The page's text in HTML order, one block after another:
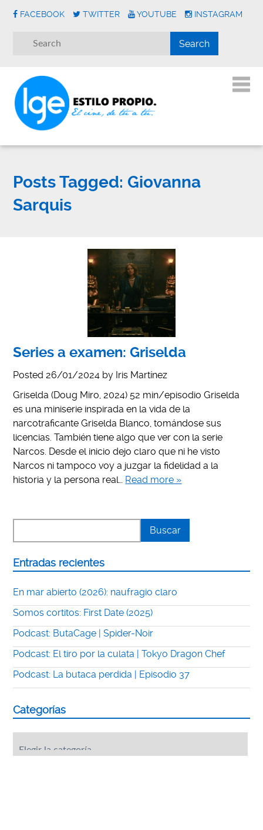
FACEBOOK TWITTER YOUTUBE INSTAGRAM
Posts Tagged: Giovanna
Sarquis
Series a examen: Griselda
Posted 26/01/2024 by Iris Martínez
Griselda (Doug Miro, 2024) 52 min/episodio Griselda
es una miniserie inspirada en la vida de la
narcotraficante Griselda Blanco, tomándose sus
licencias. También tiene algo que ver con la serie
Narcos. Desde el inicio dejo claro que ni he visto
Narcos ni tampoco voy a juzgar la fidelidad a la
historia y la persona real… Read more »
Entradas recientes
En mar abierto (2026): naufragio claro
Somos cortitos: First Date (2025)
Podcast: ButaCage | Spider-Noir
Podcast: El tiro por la culata | Tokyo Dragon Chef
Podcast: La butaca perdida | Episodio 37
Categorías